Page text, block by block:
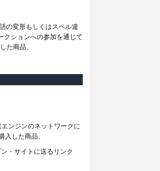
の変形もしくはスペル違
クションへの参加を通じて
た商品、
ンジンのネットワークに
した商品、
・サイトに送るリンク